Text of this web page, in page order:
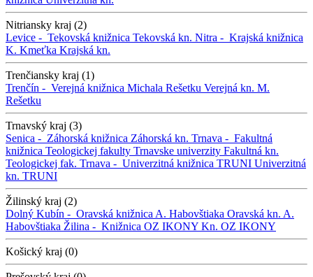
Nitriansky kraj (2)
Levice - Tekovská knižnica Tekovská kn. Nitra - Krajská knižnica
K. Kmeťka Krajská kn.
Trenčiansky kraj (1)
Trenčín - Verejná knižnica Michala Rešetku Verejná kn. M.
Rešetku
Trnavský kraj (3)
Senica - Záhorská knižnica Záhorská kn. Trnava - Fakultná
knižnica Teologickej fakulty Trnavske univerzity Fakultná kn.
Teologickej fak. Trnava - Univerzitná knižnica TRUNI Univerzitná
kn. TRUNI
Žilinský kraj (2)
Dolný Kubín - Oravská knižnica A. Habovštiaka Oravská kn. A.
Habovštiaka Žilina - Knižnica OZ IKONY Kn. OZ IKONY
Košický kraj (0)